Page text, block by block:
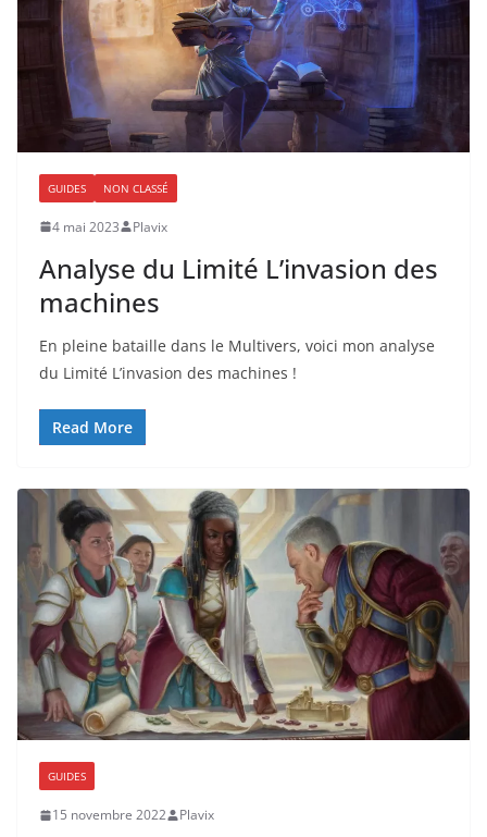
GUIDES NON CLASSÉ
4 mai 2023 Plavix
Analyse du Limité L’invasion des
machines
En pleine bataille dans le Multivers, voici mon analyse
du Limité L’invasion des machines !
Read More
GUIDES
15 novembre 2022 Plavix